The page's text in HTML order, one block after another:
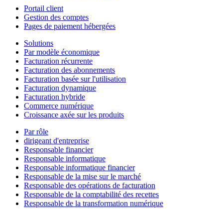
Portail client
Gestion des comptes
Pages de paiement hébergées
Solutions
Par modèle économique
Facturation récurrente
Facturation des abonnements
Facturation basée sur l'utilisation
Facturation dynamique
Facturation hybride
Commerce numérique
Croissance axée sur les produits
Par rôle
dirigeant d'entreprise
Responsable financier
Responsable informatique
Responsable informatique financier
Responsable de la mise sur le marché
Responsable des opérations de facturation
Responsable de la comptabilité des recettes
Responsable de la transformation numérique